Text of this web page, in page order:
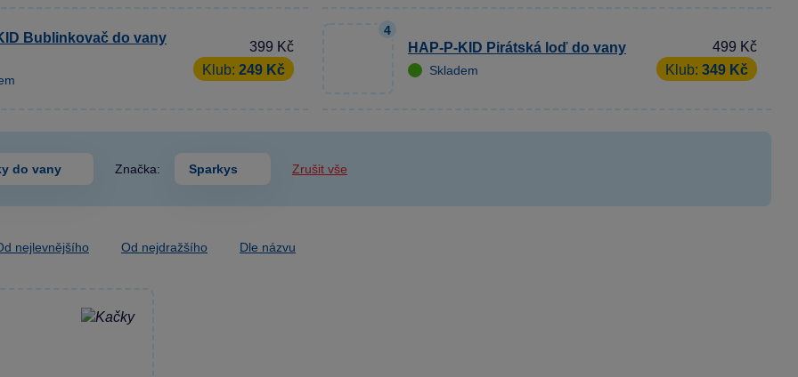
Bublinkovač do vany
399 Kč
Klub: 249 Kč
4
HAP-P-KID Pirátská loď do vany
Skladem
499 Kč
Klub: 349 Kč
do vany Značka: Sparkys Zrušit vše
nejlevnějšího Od nejdražšího Dle názvu